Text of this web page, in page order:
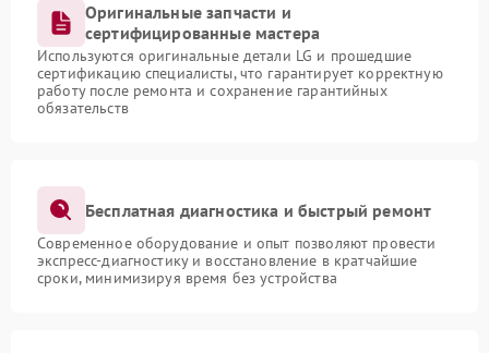
Оригинальные запчасти и
сертифицированные мастера
Используются оригинальные детали LG и прошедшие
сертификацию специалисты, что гарантирует корректную
работу после ремонта и сохранение гарантийных
обязательств
Бесплатная диагностика и быстрый ремонт
Современное оборудование и опыт позволяют провести
экспресс-диагностику и восстановление в кратчайшие
сроки, минимизируя время без устройства